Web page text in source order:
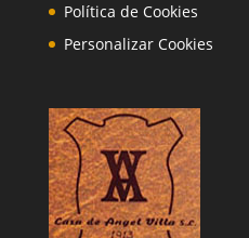
Política de Cookies
Personalizar Cookies